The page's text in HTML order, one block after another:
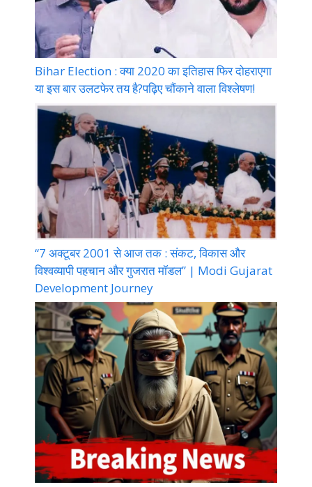
Bihar Election : क्या 2020 का इतिहास फिर दोहराएगा
या इस बार उलटफेर तय है?पढ़िए चौंकाने वाला विश्लेषण!
“7 अक्टूबर 2001 से आज तक : संकट, विकास और
विश्वव्यापी पहचान और गुजरात मॉडल” | Modi Gujarat
Development Journey